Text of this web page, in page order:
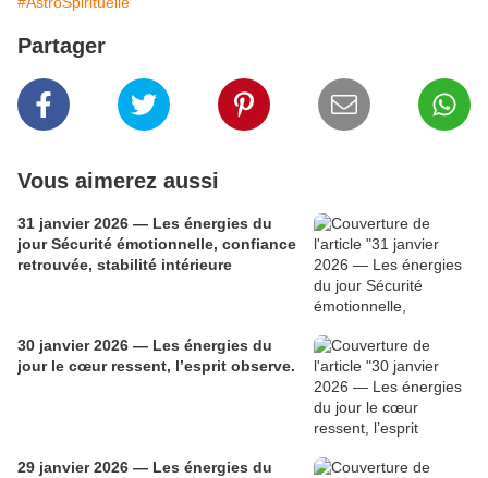
Partager
Vous aimerez aussi
31 janvier 2026 — Les énergies du
jour Sécurité émotionnelle, confiance
retrouvée, stabilité intérieure
30 janvier 2026 — Les énergies du
jour le cœur ressent, l’esprit observe.
29 janvier 2026 — Les énergies du